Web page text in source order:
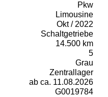
Pkw
Limousine
Okt / 2022
Schaltgetriebe
14.500 km
5
Grau
Zentrallager
ab ca. 11.08.2026
G0019784